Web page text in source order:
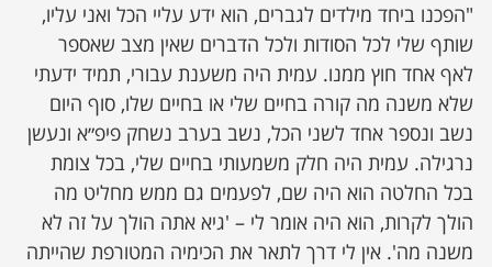
"הפכנו ביחד מילדים לגברים, הוא ידע עליי הכל ואני עליו,
שותף שלי לכל הסודות ולכל הדברים שאין מצב שאספר
לאף אחד חוץ ממנו. עמית היה משענת עבורי, תמיד ידעתי
שלא משנה מה קורה בחיים שלי או בחיים שלו, סוף היום
נשב ונספר אחד לשני הכל, נשב בערב נשחק פיפ״א ונעשן
נרגילה. עמית היה חלק משמעותי בחיים שלי, בכל צומת
בכל החלטה הוא היה שם, לפעמים גם ממש מחליט מה
הולך לקרות, הוא היה אומר לי – 'גיא אתה הולך על זה לא
משנה מה'. אין לי דרך לתאר את הכימיה המטורפת שהייתה